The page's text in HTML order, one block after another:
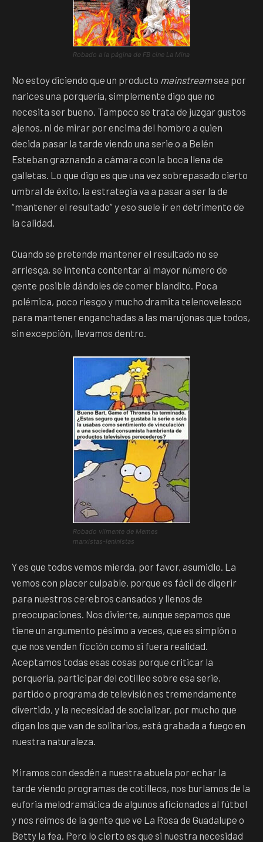
Robado a la página de FB cine La Mina
No estoy diciendo que un producto mainstreamsea por
narices una porquería, simplemente digo que no
necesita ser bueno. Tampoco se trata de juzgar gustos
ajenos, ni de mirar por encima del hombro a quien
decida pasar la tarde viendo una serie o a Belén
Esteban graznando a cámara con la boca llena de
galletas. Lo que digo es que una vez sobrepasado cierto
umbral de éxito, la estrategia va a pasar a ser la de
“mantener el resultado” y eso suele ir en detrimento de
la calidad.
Cuando se pretende mantener el resultado no se
arriesga, se intenta contentar al mayor número de
gente posible dándoles de comer blandito. Poca
polémica, poco riesgo y mucho dramita telenovelesco
para mantener enganchadas a las marujonas que todos,
sin excepción, llevamos dentro.
Robado vilmente de Memes
marxistas-leninistas
Y es que todos vemos mierda, por favor, asumidlo. La
vemos con placer culpable, porque es fácil de digerir
para nuestros cerebros cansados y llenos de
preocupaciones. Nos divierte, aunque sepamos que
tiene un argumento pésimo a veces, que es simplón o
que nos venden ficción como si fuera realidad.
Aceptamos todas esas cosas porque criticar la
porquería, participar del cotilleo sobre esa serie,
partido o programa de televisión es tremendamente
divertido, y la necesidad de socializar, por mucho que
digan los que van de solitarios, está grabada a fuego en
nuestra naturaleza.
Miramos con desdén a nuestra abuela por echar la
tarde viendo programas de cotilleos, nos burlamos de la
euforia melodramática de algunos aficionados al fútbol
y nos reímos de la gente que ve La Rosa de Guadalupe o
Betty la fea. Pero lo cierto es que si nuestra necesidad